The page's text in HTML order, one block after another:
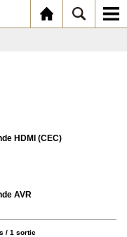
HDMI (CEC)
AVR
/ 1 sortie